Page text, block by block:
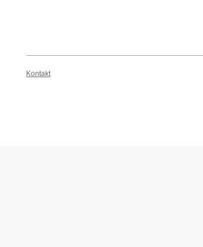
Kontakt